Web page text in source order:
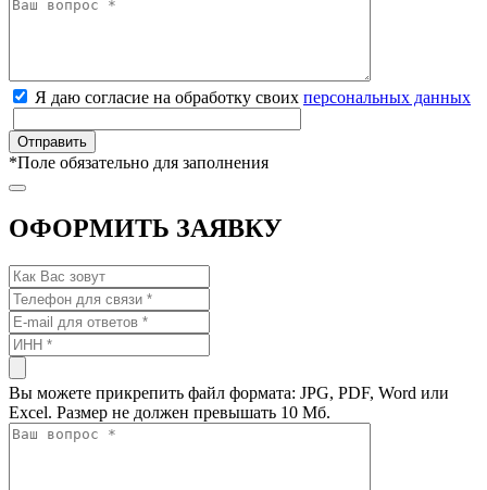
Я даю согласие на обработку своих персональных данных
*Поле обязательно для заполнения
ОФОРМИТЬ ЗАЯВКУ
Вы можете прикрепить файл формата: JPG, PDF, Word или
Excel. Размер не должен превышать 10 Мб.